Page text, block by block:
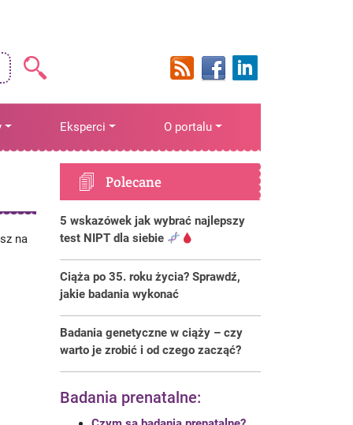
Eksperci O portalu
na
Polecane
5 wskazówek jak wybrać najlepszy
test NIPT dla siebie
Ciąża po 35. roku życia? Sprawdź,
jakie badania wykonać
Badania genetyczne w ciąży – czy
warto je zrobić i od czego zacząć?
Badania prenatalne: